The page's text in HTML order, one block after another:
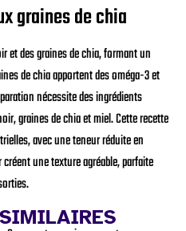
graines de chia
et des graines de chia, formant un
de chia apportent des oméga-3 et
nécessite des ingrédients
graines de chia et miel. Cette recette
avec une teneur réduite en
une texture agréable, parfaite